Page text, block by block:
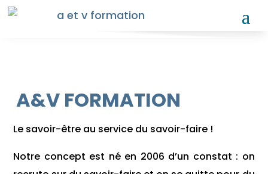
A&V FORMATION
Le savoir-être au service du savoir-faire !
Notre concept est né en 2006 d’un constat : on